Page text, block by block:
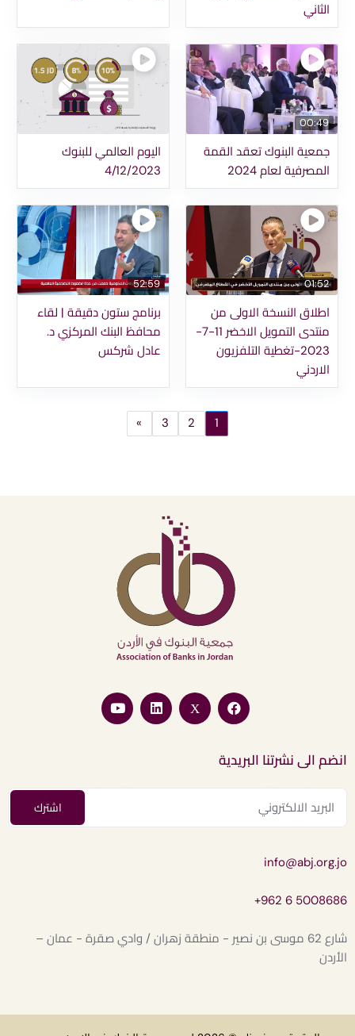
الثاني
00:49
جمعية البنوك تعقد القمة
المصرفية لعام 2024
اليوم العالمي للبنوك
4/12/2023
01:52
اطلاق النسخة الاولى من
منتدى التمويل الاخضر 11-7-
2023-تغطية التلفزيون
الاردني
52:59
برنامج ستون دقيقة | لقاء
محافظ البنك المركزي د.
عادل شركس
1
2
3
»
انضم الى نشرتنا البريدية
info@abj.org.jo
+962 6 5008686
شارع 62 موسى بن نصير - منطقة زهران / وادي صقرة - عمان –
الأردن